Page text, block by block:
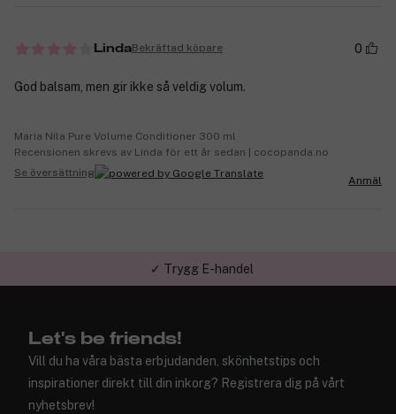
LindaBekräftad köpare 0
God balsam, men gir ikke så veldig volum.
Maria Nila Pure Volume Conditioner 300 ml
Recensionen skrevs av Linda för ett år sedan | cocopanda.no
Se översättning
Anmäl
✓ Trygg E-handel
Let's be friends!
Vill du ha våra bästa erbjudanden, skönhetstips och
inspirationer direkt till din inkorg? Registrera dig på vårt
nyhetsbrev!